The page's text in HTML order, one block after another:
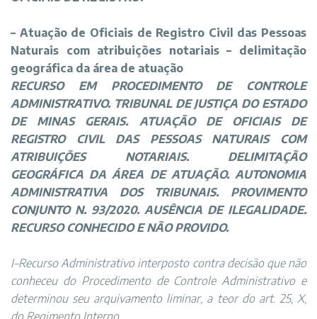
– Atuação de Oficiais de Registro Civil das Pessoas
Naturais com atribuições notariais– delimitação
geográfica da área de atuação
RECURSO EM PROCEDIMENTO DE CONTROLE
ADMINISTRATIVO. TRIBUNAL DE JUSTIÇA DO ESTADO
DE MINAS GERAIS. ATUAÇÃO DE OFICIAIS DE
REGISTRO CIVIL DAS PESSOAS NATURAIS COM
ATRIBUIÇÕES NOTARIAIS. DELIMITAÇÃO
GEOGRÁFICA DA ÁREA DE ATUAÇÃO. AUTONOMIA
ADMINISTRATIVA DOS TRIBUNAIS. PROVIMENTO
CONJUNTO N. 93/2020. AUSÊNCIA DE ILEGALIDADE.
RECURSO CONHECIDO E NÃO PROVIDO.
I–Recurso Administrativo interposto contra decisão que não
conheceu do Procedimento de Controle Administrativo e
determinou seu arquivamento liminar, a teor do art. 25, X,
do Regimento Interno.